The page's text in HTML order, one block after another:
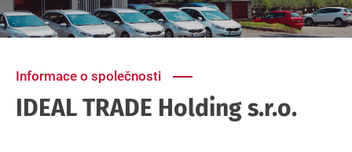
Informace o společnosti
IDEAL TRADE Holding s.r.o.